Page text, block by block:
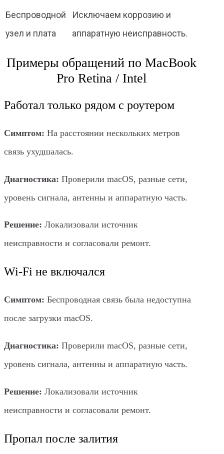
Беспроводной
узел и плата
Исключаем коррозию и
аппаратную неисправность.
Примеры обращений по MacBook
Pro Retina / Intel
Работал только рядом с роутером
Симптом: На расстоянии нескольких метров
связь ухудшалась.
Диагностика: Проверили macOS, разные сети,
уровень сигнала, антенны и аппаратную часть.
Решение: Локализовали источник
неисправности и согласовали ремонт.
Wi‑Fi не включался
Симптом: Беспроводная связь была недоступна
после загрузки macOS.
Диагностика: Проверили macOS, разные сети,
уровень сигнала, антенны и аппаратную часть.
Решение: Локализовали источник
неисправности и согласовали ремонт.
Пропал после залития